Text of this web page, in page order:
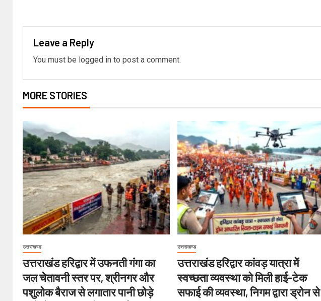
Leave a Reply
You must be logged in to post a comment.
MORE STORIES
उत्तराखण्ड
उत्तराखंड हरिद्वार में उफनती गंगा का
जल चेतावनी स्तर पर, श्रीनगर और
पशुलोक बैराज से लगातार पानी छोड़े
उत्तराखण्ड
उत्तराखंड हरिद्वार कांवड़ यात्रा में
स्वच्छता व्यवस्था को मिली हाई-टेक
सफाई की व्यवस्था, निगम द्वारा ड्रोन से